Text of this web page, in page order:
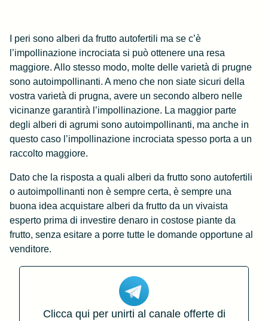
I peri sono alberi da frutto autofertili ma se c’è
l’impollinazione incrociata si può ottenere una resa
maggiore. Allo stesso modo, molte delle varietà di prugne
sono autoimpollinanti. A meno che non siate sicuri della
vostra varietà di prugna, avere un secondo albero nelle
vicinanze garantirà l’impollinazione. La maggior parte
degli alberi di agrumi sono autoimpollinanti, ma anche in
questo caso l’impollinazione incrociata spesso porta a un
raccolto maggiore.
Dato che la risposta a quali alberi da frutto sono autofertili
o autoimpollinanti non è sempre certa, è sempre una
buona idea acquistare alberi da frutto da un vivaista
esperto prima di investire denaro in costose piante da
frutto, senza esitare a porre tutte le domande opportune al
venditore.
Clicca qui per unirti al canale offerte di